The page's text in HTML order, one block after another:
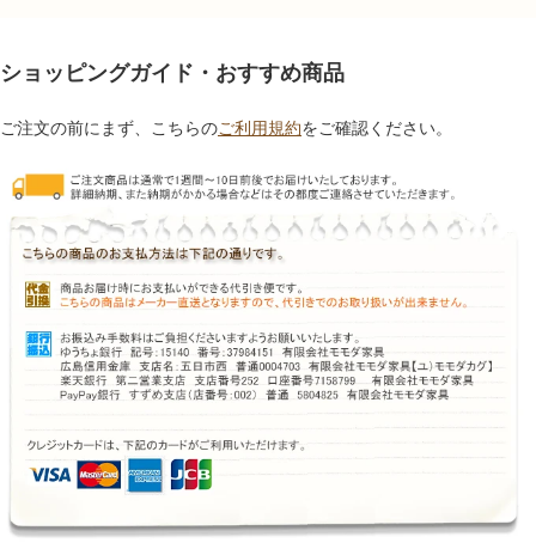
ショッピングガイド・おすすめ商品
ご注文の前にまず、こちらのご利用規約をご確認ください。